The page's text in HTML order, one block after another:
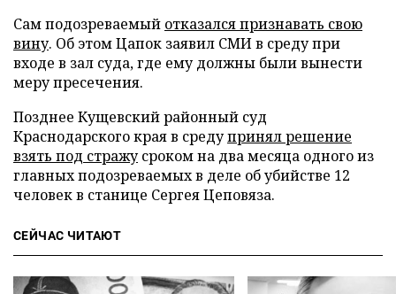
Сам подозреваемый отказался признавать свою
вину. Об этом Цапок заявил СМИ в среду при
входе в зал суда, где ему должны были вынести
меру пресечения.
Позднее Кущевский районный суд
Краснодарского края в средупринял решение
взять под стражусроком на два месяца одного из
главных подозреваемых в деле об убийстве 12
человек в станице Сергея Цеповяза.
СЕЙЧАС ЧИТАЮТ